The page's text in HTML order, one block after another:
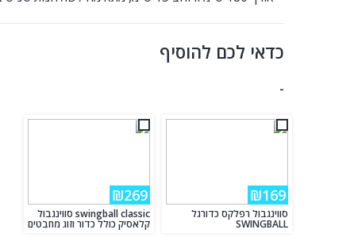
כדאי לכם להוסיף
-
₪169
סווינגבול רפלקס כדורגל
SWINGBALL
₪269
swingball classic סווינגבול
קלאסיק כולל כדור וזוג מחבטים